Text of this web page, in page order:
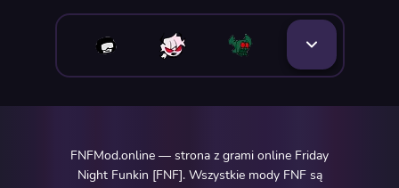
FNFMod.online — strona z grami online Friday
Night Funkin [FNF]. Wszystkie mody FNF są